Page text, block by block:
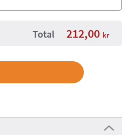
Total 212,00 kr